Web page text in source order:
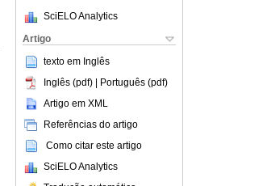
SciELO Analytics
Artigo
texto em Inglês
Inglês (pdf) | Português (pdf)
Artigo em XML
Referências do artigo
Como citar este artigo
SciELO Analytics